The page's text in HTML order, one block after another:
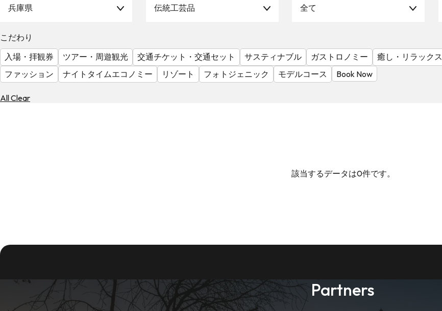
す
替
を
調
べ
天
兵庫県 伝統工芸品 全て
こだわり
入場・拝観券
ツアー・周遊観光 交通チケット・交通セット サスティナブル ガストロノミー 癒し・リラックス
ファッション
ナイトタイムエコノミー リゾート フォトジェニック モデルコース Book Now
All Clear
該当するデータは0件です。
Partners